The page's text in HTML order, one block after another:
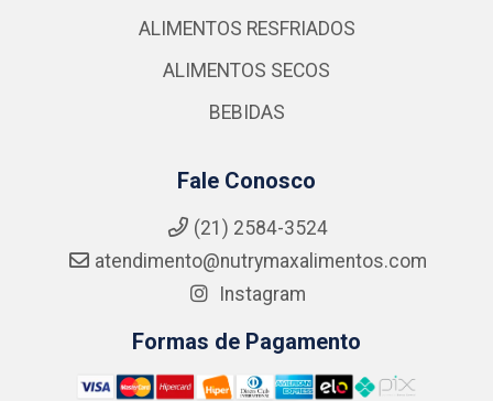
ALIMENTOS RESFRIADOS
ALIMENTOS SECOS
BEBIDAS
Fale Conosco
(21) 2584-3524
atendimento@nutrymaxalimentos.com
Instagram
Formas de Pagamento